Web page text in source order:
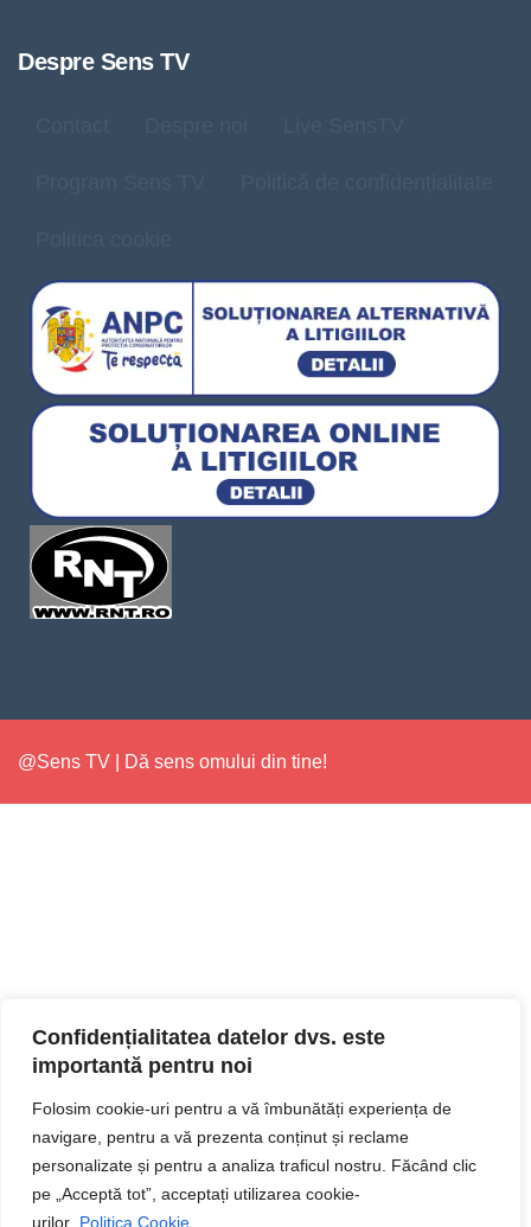
Confidențialitatea datelor dvs. este
importantă pentru noi
Folosim cookie-uri pentru a vă îmbunătăți experiența de
navigare, pentru a vă prezenta conținut și reclame
personalizate și pentru a analiza traficul nostru. Făcând clic
pe „Acceptă tot”, acceptați utilizarea cookie-
urilor. Politica Cookie
Despre Sens TV
@Sens TV | Dă sens omului din tine!